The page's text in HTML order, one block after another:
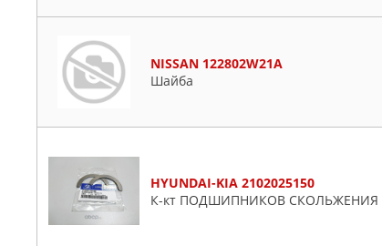
NISSAN 122802W21A
Шайба
HYUNDAI-KIA 2102025150
К-кт ПОДШИПНИКОВ СКОЛЬЖЕНИЯ